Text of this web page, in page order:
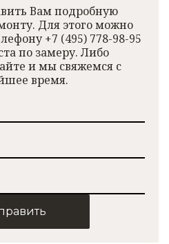
Вам подробную
Для этого можно
+7 (495) 778-98-95
по замеру. Либо
и мы свяжемся с
время.